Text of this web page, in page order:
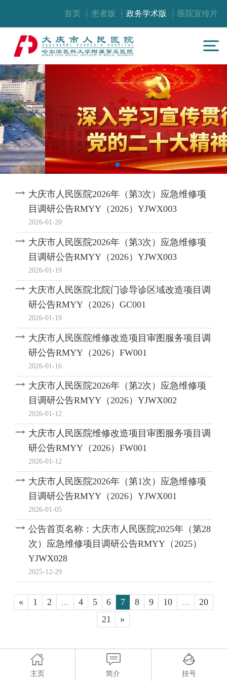
首页 患者版 政务学术版 医院宣传片
大庆市人民医院2026年（第3次）应急维修项
目调研公告RMYY（2026）YJWX003
2026-01-20
大庆市人民医院2026年（第3次）应急维修项
目调研公告RMYY（2026）YJWX003
2026-01-19
大庆市人民医院北院门诊导诊区域改造项目调
研公告RMYY（2026）GC001
2026-01-19
大庆市人民医院维修改造项目审图服务项目调
研公告RMYY（2026）FW001
2026-01-16
大庆市人民医院2026年（第2次）应急维修项
目调研公告RMYY（2026）YJWX002
2026-01-12
大庆市人民医院维修改造项目审图服务项目调
研公告RMYY（2026）FW001
2026-01-12
大庆市人民医院2026年（第1次）应急维修项
目调研公告RMYY（2026）YJWX001
2026-01-05
公告首页名称：大庆市人民医院2025年（第28
次）应急维修项目调研公告RMYY（2025）
YJWX028
2025-12-29
« 1 2 ... 4 5 6 7 8 9 10 ...
20
21
»
主页 简介 挂号